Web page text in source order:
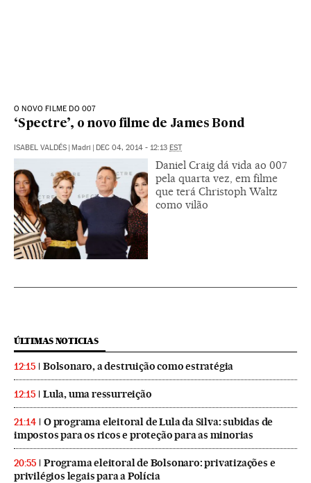
O NOVO FILME DO 007
‘Spectre’, o novo filme de James Bond
ISABEL VALDÉS | Madri | DEC 04, 2014 - 12:13 EST
Daniel Craig dá vida ao 007
pela quarta vez, em filme
que terá Christoph Waltz
como vilão
ÚLTIMAS NOTICIAS
12:15 Bolsonaro, a destruição como estratégia
12:15 Lula, uma ressurreição
21:14
O programa eleitoral de Lula da Silva: subidas de
impostos para os ricos e proteção para as minorias
20:55
Programa eleitoral de Bolsonaro: privatizações e
privilégios legais para a Polícia